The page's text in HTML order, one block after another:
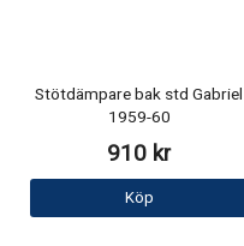
Stötdämpare bak std Gabriel
1959-60
910 kr
Köp